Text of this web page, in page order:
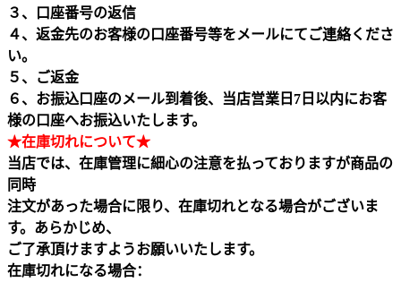
３、口座番号の返信
４、返金先のお客様の口座番号等をメールにてご連絡くださ
い。
５、ご返金
６、お振込口座のメール到着後、当店営業日7日以内にお客
様の口座へお振込いたします。
★在庫切れについて★
当店では、在庫管理に細心の注意を払っておりますが商品の
同時
注文があった場合に限り、在庫切れとなる場合がございま
す。あらかじめ、
ご了承頂けますようお願いいたします。
在庫切れになる場合：